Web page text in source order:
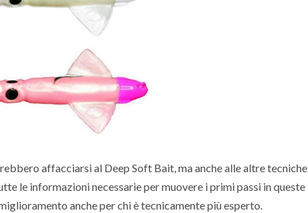
affacciarsi al Deep Soft Bait, ma anche alle altre tecniche
le informazioni necessarie per muovere i primi passi in queste
anche per chi è tecnicamente più esperto.